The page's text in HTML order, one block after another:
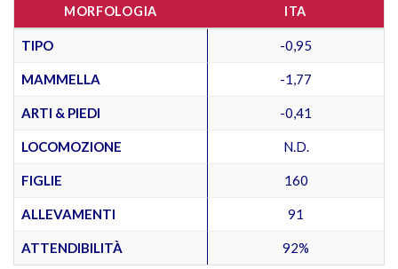
MORFOLOGIA ITA
TIPO -0,95
MAMMELLA -1,77
ARTI & PIEDI -0,41
LOCOMOZIONE N.D.
FIGLIE 160
ALLEVAMENTI 91
ATTENDIBILITÀ 92%